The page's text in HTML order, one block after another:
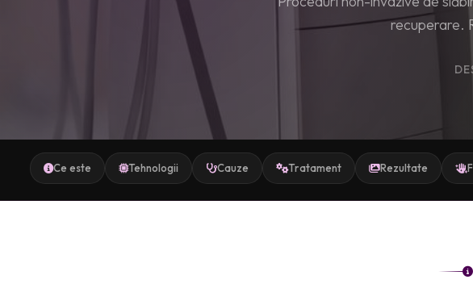
recuperare.
Ce este Tehnologii Cauze Tratament Rezultate